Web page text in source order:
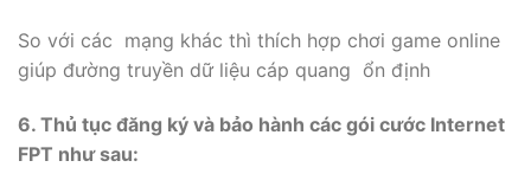
So với các mạng khác thì thích hợp chơi game online
giúp đường truyền dữ liệu cáp quang ổn định
6. Thủ tục đăng ký và bảo hành các gói cước Internet
FPT như sau: